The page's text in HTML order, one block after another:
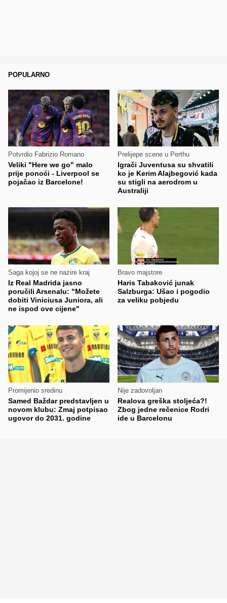
POPULARNO
Potvrdio Fabrizio Romano
Veliki "Here we go" malo
prije ponoći - Liverpool se
pojačao iz Barcelone!
Prelijepe scene u Perthu
Igrači Juventusa su shvatili
ko je Kerim Alajbegović kada
su stigli na aerodrom u
Australiji
Saga kojoj se ne nazire kraj
Iz Real Madrida jasno
poručili Arsenalu: "Možete
dobiti Viniciusa Juniora, ali
ne ispod ove cijene"
Bravo majstore
Haris Tabaković junak
Salzburga: Ušao i pogodio
za veliku pobjedu
Promijenio sredinu
Samed Baždar predstavljen u
novom klubu: Zmaj potpisao
ugovor do 2031. godine
Nije zadovoljan
Realova greška stoljeća?!
Zbog jedne rečenice Rodri
ide u Barcelonu